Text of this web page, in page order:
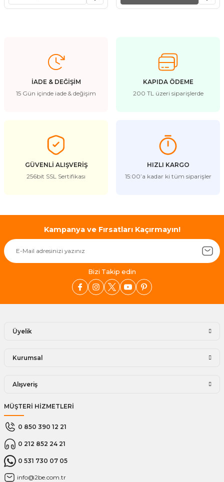
İADE & DEĞİŞİM
15 Gün içinde iade & değişim
KAPIDA ÖDEME
200 TL üzeri siparişlerde
GÜVENLİ ALIŞVERİŞ
256bit SSL Sertifikası
HIZLI KARGO
15:00’a kadar ki tüm siparişler
Kampanya ve Fırsatları Kaçırmayın!
Bizi Takip edin
Üyelik
Kurumsal
Alışveriş
MÜŞTERİ HİZMETLERİ
0 850 390 12 21
0 212 852 24 21
0 531 730 07 05
info@2be.com.tr